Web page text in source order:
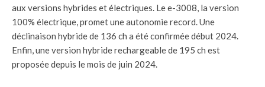
aux versions hybrides et électriques. Le e-3008, la version
100% électrique, promet une autonomie record. Une
déclinaison hybride de 136 ch a été confirmée début 2024.
Enfin, une version hybride rechargeable de 195 ch est
proposée depuis le mois de juin 2024.